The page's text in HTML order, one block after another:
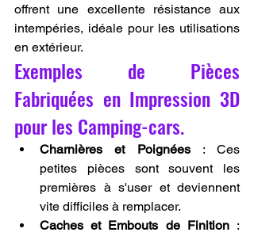
offrent une excellente résistance aux
intempéries, idéale pour les utilisations
en extérieur.
Exemples de Pièces
Fabriquées en Impression 3D
pour les Camping-cars.
Charnières et Poignées : Ces
petites pièces sont souvent les
premières à s'user et deviennent
vite difficiles à remplacer.
Caches et Embouts de Finition :